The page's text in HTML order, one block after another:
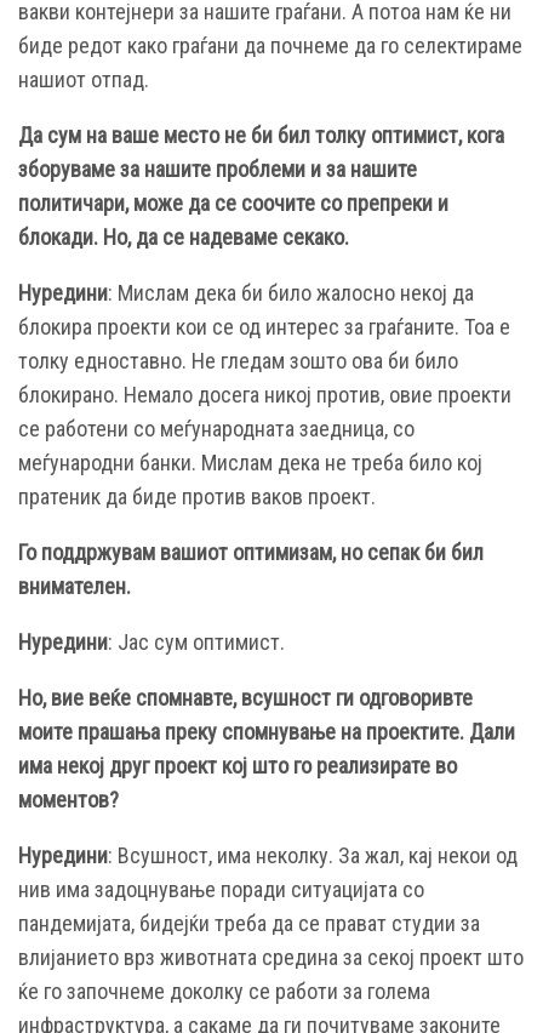
вакви контејнери за нашите граѓани. А потоа нам ќе ни
биде редот како граѓани да почнеме да го селектираме
нашиот отпад.
Да сум на ваше место не би бил толку оптимист, кога
зборуваме за нашите проблеми и за нашите
политичари, може да се соочите со препреки и
блокади. Но, да се надеваме секако.
Нуредини: Мислам дека би било жалосно некој да
блокира проекти кои се од интерес за граѓаните. Тоа е
толку едноставно. Не гледам зошто ова би било
блокирано. Немало досега никој против, овие проекти
се работени со меѓународната заедница, со
меѓународни банки. Мислам дека не треба било кој
пратеник да биде против ваков проект.
Го поддржувам вашиот оптимизам, но сепак би бил
внимателен.
Нуредини: Јас сум оптимист.
Но, вие веќе спомнавте, всушност ги одговоривте
моите прашања преку спомнување на проектите. Дали
има некој друг проект кој што го реализирате во
моментов?
Нуредини: Всушност, има неколку. За жал, кај некои од
нив има задоцнување поради ситуацијата со
пандемијата, бидејќи треба да се прават студии за
влијанието врз животната средина за секој проект што
ќе го започнеме доколку се работи за голема
инфраструктура, а сакаме да ги почитуваме законите